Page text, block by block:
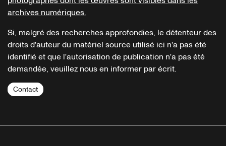
archives numériques.
Si, malgré des recherches approfondies, le détenteur des
droits d'auteur du matériel source utilisé ici n'a pas été
identifié et que l'autorisation de publication n'a pas été
demandée, veuillez nous en informer par écrit.
Contact